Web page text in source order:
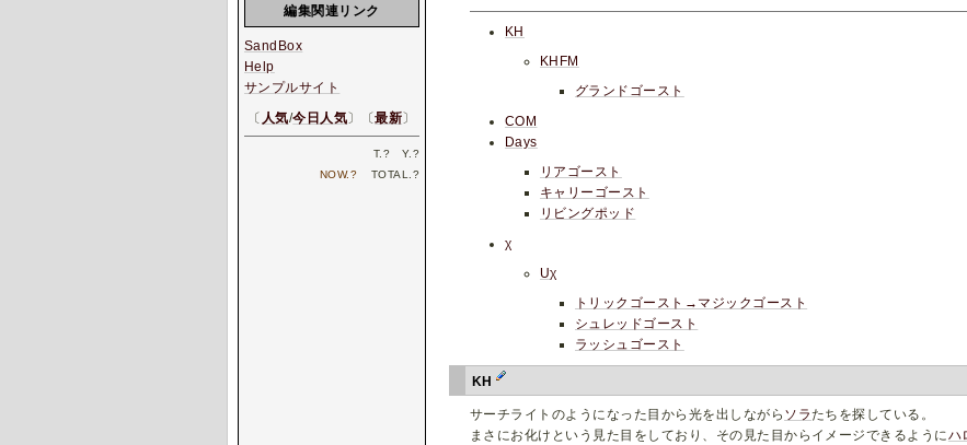
KH
KHFM
グランドゴースト
COM
Days
リアゴースト
キャリーゴースト
リビングポッド
χ
Uχ
トリックゴースト→マジックゴースト
シュレッドゴースト
ラッシュゴースト
KH
サーチライトのようになった目から光を出しながら ソラたちを探している。
まさにお化けという見た目をしており、その見た目からイメージできるようにハ
編集関連リンク
SandBox
Help
サンプルサイト
〔 人気/今日人気〕〔最新〕
T. ? Y. ?
NOW.? TOTAL. ?